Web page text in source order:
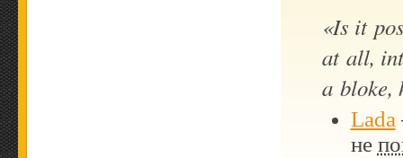
«Is it
at all,
a bloke,
Lada
не